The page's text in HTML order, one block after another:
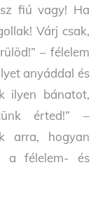
fiú vagy! Ha
Várj csak,
– félelem
anyáddal és
ilyen bánatot,
érted!” –
arra, hogyan
a félelem- és